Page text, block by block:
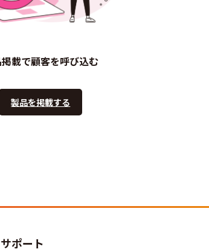
載で顧客を呼び込む
製品を掲載する
サポート